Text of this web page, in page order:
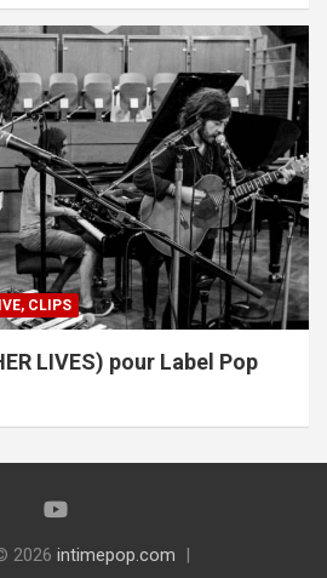
CLIPS
LIVES) pour Label Pop
2026 intimepop.com